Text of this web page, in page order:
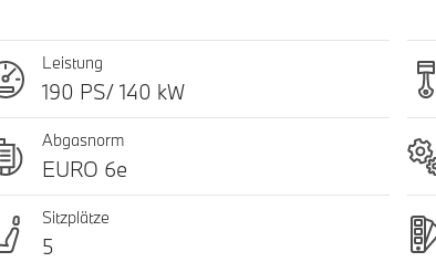
Leistung
190 PS/ 140 kW
Abgasnorm
EURO 6e
Sitzplätze
5